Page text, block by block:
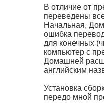
В отличие от
переведены
Начальная,
ошибка
для конечных
компьютер с
Домашней
английским
Установка
передо мной